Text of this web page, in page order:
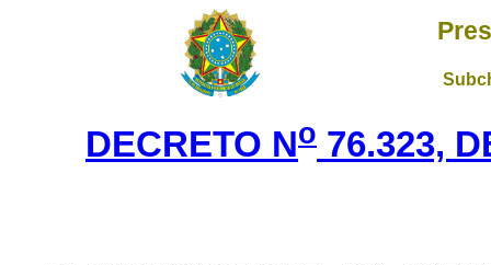
DECRETO No 76.323,